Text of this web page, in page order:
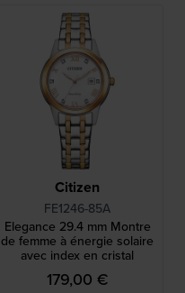
Citizen
FE1246-85A
Elegance 29.4 mm Montre
de femme à énergie solaire
avec index en cristal
179,00 €